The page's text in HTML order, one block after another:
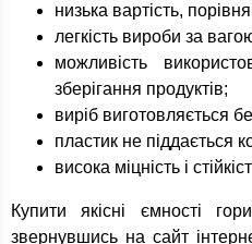
низька вартість,
легкість вироби за
можливість
зберігання продуктів;
виріб виготовляється
пластик не піддається
висока міцність і
Купити якісні ємності
звернувшись на сайт